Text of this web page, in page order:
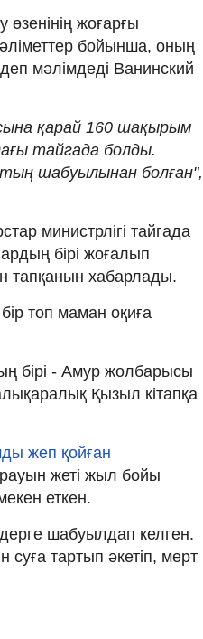
өзенінің жоғарғы
бойынша, оның
мәлімдеді Ванинский
қарай 160 шақырым
тайгада болды.
шабуылынан болған",
министрлігі тайгада
бірі жоғалып
тапқанын хабарлады.
топ маман оқиға
бірі - Амур жолбарысы
Қызыл кітапқа
жеп қойған
жеті жыл бойы
еткен.
шабуылдап келген.
тартып әкетіп, мерт